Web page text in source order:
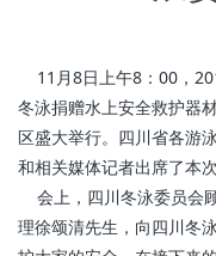
11月8日上午8：00，
冬泳捐赠水上安全救护器
区盛大举行。四川省各游
和相关媒体记者出席了本次
会上，四川冬泳委员会
理徐颂清先生，向四川冬